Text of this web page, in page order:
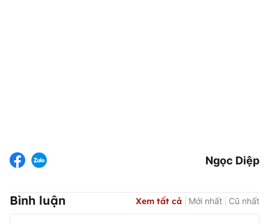
Ngọc Diệp
Bình luận Xem tất cả Mới nhất Cũ nhất